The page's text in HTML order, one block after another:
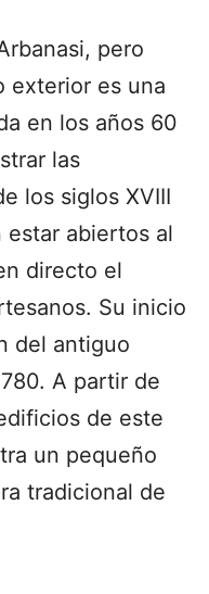
pero
exterior es una
en los años 60
las
los siglos XVIII
estar abiertos al
directo el
Su inicio
del antiguo
A partir de
de este
un pequeño
tradicional de